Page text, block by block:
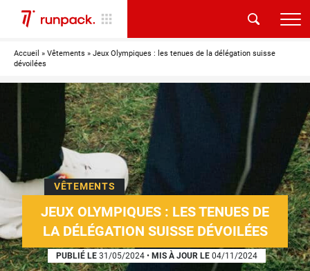
Accueil » Vêtements » Jeux Olympiques : les tenues de la délégation suisse
dévoilées
VÊTEMENTS
JEUX OLYMPIQUES : LES TENUES DE
LA DÉLÉGATION SUISSE DÉVOILÉES
PUBLIÉ LE 31/05/2024 • MIS À JOUR LE 04/11/2024